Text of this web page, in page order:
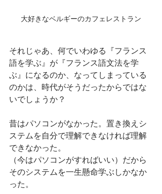
大好きなベルギーのカフェレストラン
それじゃあ、何でいわゆる『フランス
語を学ぶ』が『フランス語文法を学
ぶ』になるのか、なってしまっている
のかは、時代がそうだったからではな
いでしょうか？
昔はパソコンがなかった。置き換えシ
ステムを自分で理解できなければ理解
できなかった。
（今はパソコンがすればいい）だから
そのシステムを一生懸命学ぶしかなか
った。